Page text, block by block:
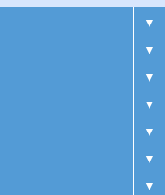
▼
▼
▼
▼
▼
▼
▼